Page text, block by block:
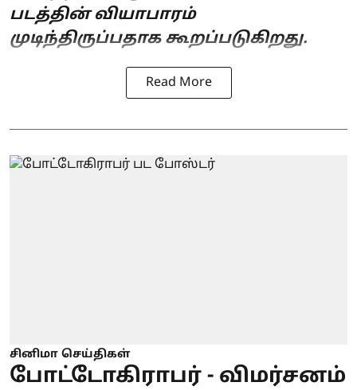
படத்தின் வியாபாரம்
முடிந்திருப்பதாக கூறப்படுகிறது.
Read More
சினிமா செய்திகள்
போட்டோகிராபர் - விமர்சனம்